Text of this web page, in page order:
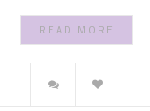
READ MORE